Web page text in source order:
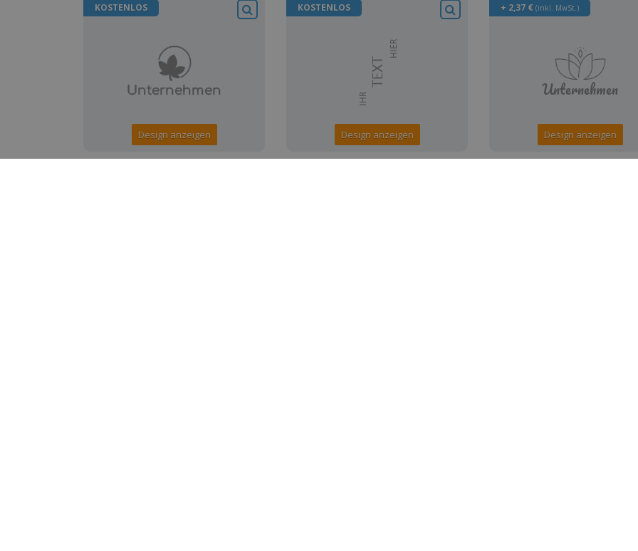
KOSTENLOS
Design anzeigen
KOSTENLOS
Design anzeigen
+ 2,37 € (inkl. MwSt.)
Design anzeigen